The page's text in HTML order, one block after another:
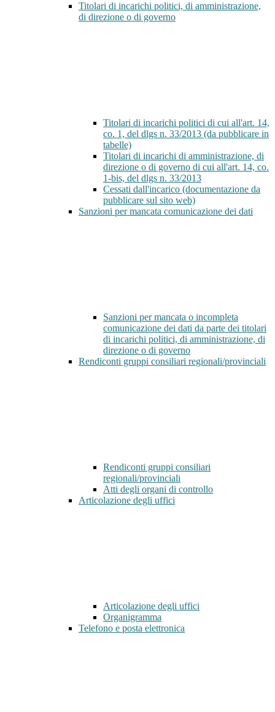
Titolari di incarichi politici, di amministrazione,
di direzione o di governo
Titolari di incarichi politici di cui all'art. 14,
co. 1, del dlgs n. 33/2013 (da pubblicare in
tabelle)
Titolari di incarichi di amministrazione, di
direzione o di governo di cui all'art. 14, co.
1-bis, del dlgs n. 33/2013
Cessati dall'incarico (documentazione da
pubblicare sul sito web)
Sanzioni per mancata comunicazione dei dati
Sanzioni per mancata o incompleta
comunicazione dei dati da parte dei titolari
di incarichi politici, di amministrazione, di
direzione o di governo
Rendiconti gruppi consiliari regionali/provinciali
Rendiconti gruppi consiliari
regionali/provinciali
Atti degli organi di controllo
Articolazione degli uffici
Articolazione degli uffici
Organigramma
Telefono e posta elettronica